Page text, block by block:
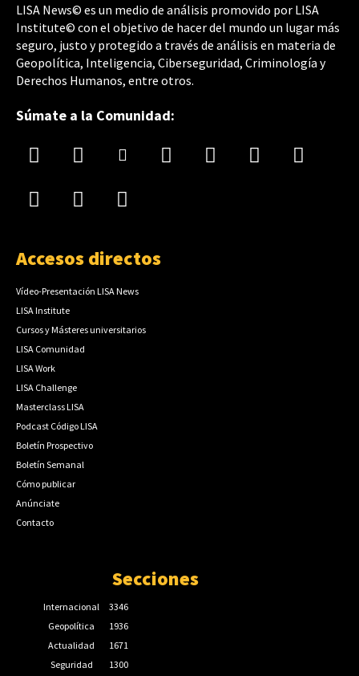
LISA News© es un medio de análisis promovido por LISA
Institute© con el objetivo de hacer del mundo un lugar más
seguro, justo y protegido a través de análisis en materia de
Geopolítica, Inteligencia, Ciberseguridad, Criminología y
Derechos Humanos, entre otros.
Súmate a la Comunidad:
Accesos directos
Vídeo-Presentación LISA News
LISA Institute
Cursos y Másteres universitarios
LISA Comunidad
LISA Work
LISA Challenge
Masterclass LISA
Podcast Código LISA
Boletín Prospectivo
Boletín Semanal
Cómo publicar
Anúnciate
Contacto
Secciones
Internacional
3346
Geopolítica
1936
Actualidad
1671
Seguridad
1300